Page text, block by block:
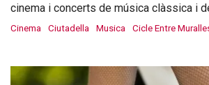
cinema i concerts de música clàssica i
Cinema Ciutadella Musica Cicle Entre